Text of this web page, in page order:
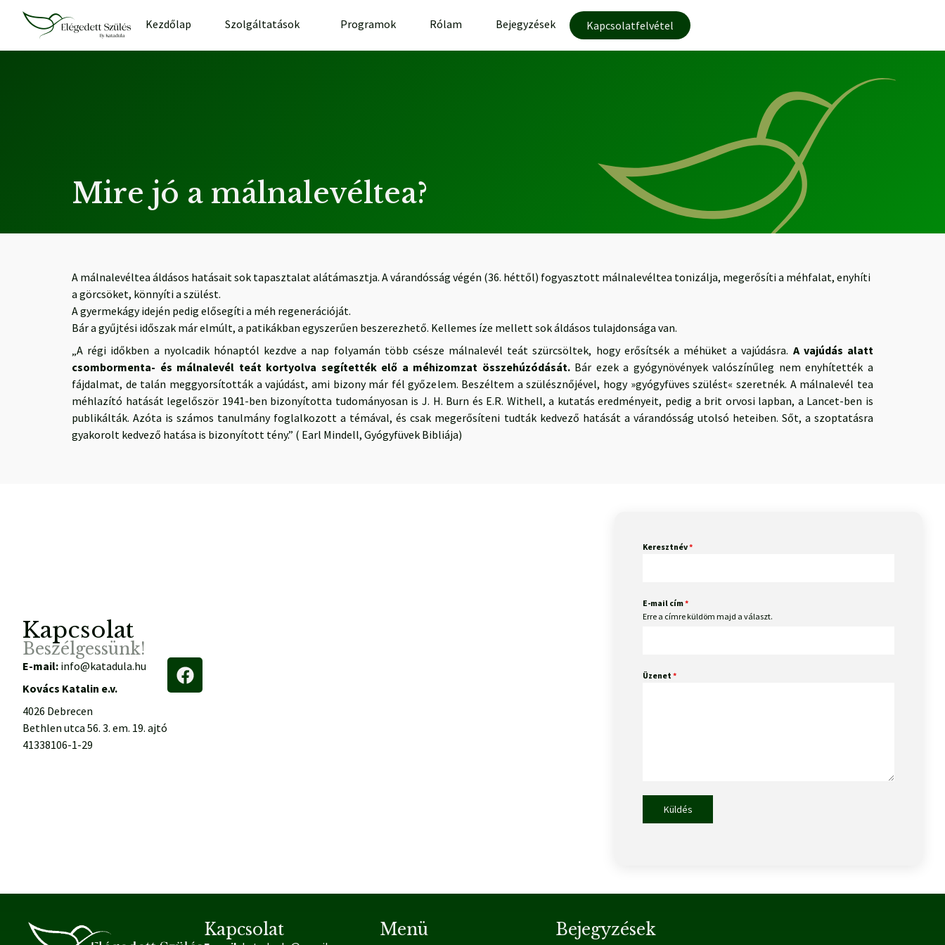
Kezdőlap Szolgáltatások Programok Rólam Bejegyzések Kapcsolatfelvétel
Mire jó a málnalevéltea?
A málnalevéltea áldásos hatásait sok tapasztalat alátámasztja. A várandósság végén (36. héttől) fogyasztott málnalevéltea tonizálja, megerősíti a méhfalat, enyhíti
a görcsöket, könnyíti a szülést.
A gyermekágy idején pedig elősegíti a méh regenerációját.
Bár a gyűjtési időszak már elmúlt, a patikákban egyszerűen beszerezhető. Kellemes íze mellett sok áldásos tulajdonsága van.
„A régi időkben a nyolcadik hónaptól kezdve a nap folyamán több csésze málnalevél teát szürcsöltek, hogy erősítsék a méhüket a vajúdásra. A vajúdás alatt
csombormenta- és málnalevél teát kortyolva segítették elő a méhizomzat összehúzódását.Bár ezek a gyógynövények valószínűleg nem enyhítették a
fájdalmat, de talán meggyorsították a vajúdást, ami bizony már fél győzelem. Beszéltem a szülésznőjével, hogy »gyógyfüves szülést« szeretnék. A málnalevél tea
méhlazító hatását legelőször 1941-ben bizonyította tudományosan is J. H. Burn és E.R. Withell, a kutatás eredményeit, pedig a brit orvosi lapban, a Lancet-ben is
publikálták. Azóta is számos tanulmány foglalkozott a témával, és csak megerősíteni tudták kedvező hatását a várandósság utolsó heteiben. Sőt, a szoptatásra
gyakorolt kedvező hatása is bizonyított tény.” ( Earl Mindell, Gyógyfüvek Bibliája)
Kapcsolat
Beszélgessünk!
E-mail: info@katadula.hu
Kovács Katalin e.v.
4026 Debrecen
Bethlen utca 56. 3. em. 19. ajtó
41338106-1-29
Keresztnév*
E-mail cím*
Erre a címre küldöm majd a választ.
Üzenet *
Küldés
Kapcsolat Menü Bejegyzések